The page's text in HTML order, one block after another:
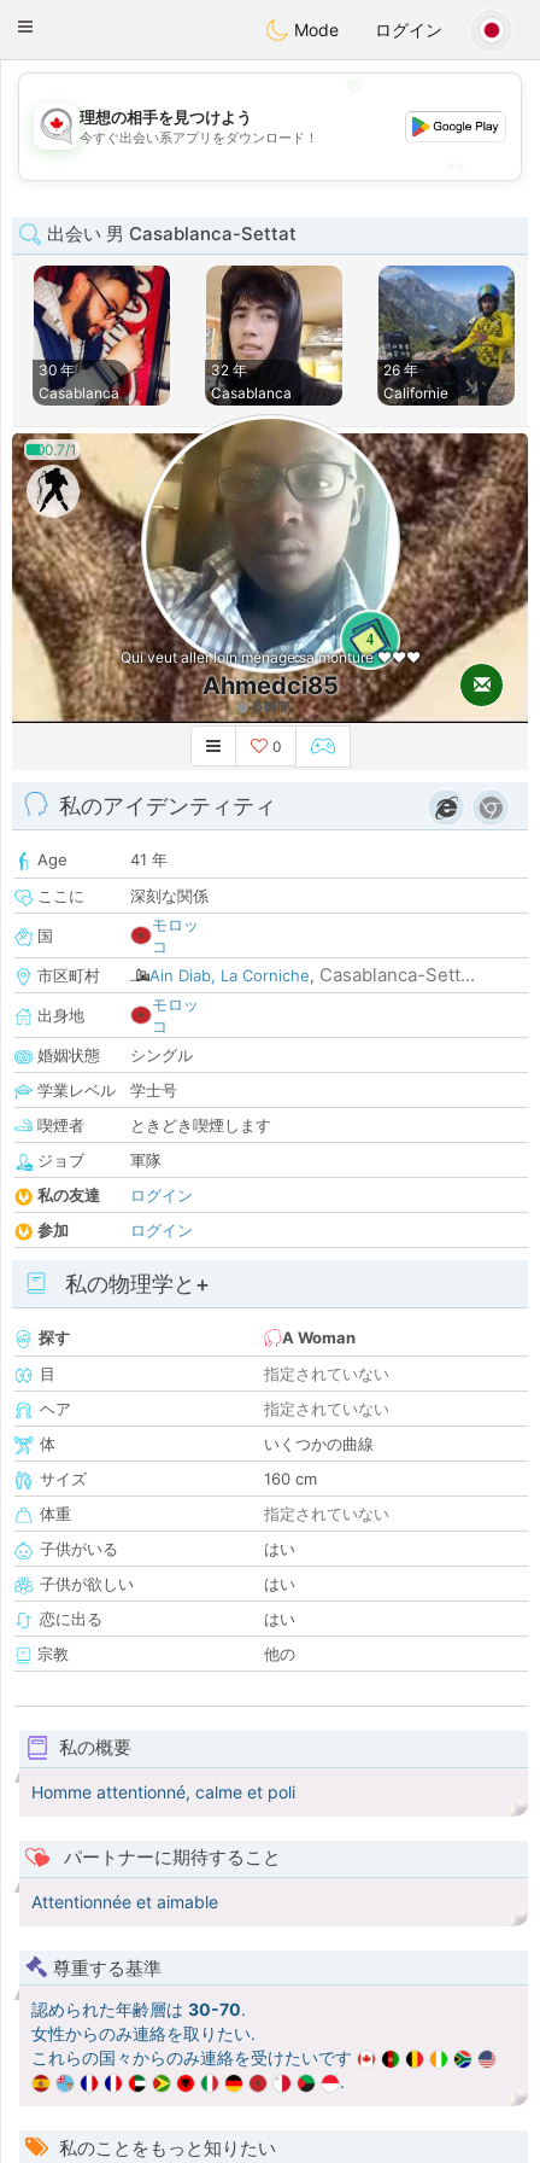
CANADIANchat
Toggle
Mode ログイン
💖
💕
理想の相手を見つけよう
今すぐ出会い系アプリをダウンロード！
出会い 男 Casablanca-Settat
30 年
Casablanca
32 年
Casablanca
26 年
Californie
0.7/1
4
Qui veut aller loin ménage sa monture ❤❤❤
Ahmedci85
長時間
0
私のアイデンティティ
Age
41 年
ここに
深刻な関係
国
モロッ
コ
市区町村
Ain Diab, La Corniche, Casablanca-Sett...
出身地
モロッ
コ
婚姻状態
シングル
学業レベル
学士号
喫煙者
ときどき喫煙します
ジョブ
軍隊
私の友達
ログイン
参加
ログイン
私の物理学と+
探す
A Woman
目
指定されていない
ヘア
指定されていない
体
いくつかの曲線
サイズ
160 cm
体重
指定されていない
子供がいる
はい
子供が欲しい
はい
恋に出る
はい
宗教
他の
私の概要
Homme attentionné, calme et poli
パートナーに期待すること
Attentionnée et aimable
尊重する基準
認められた年齢層は 30-70.
女性からのみ連絡を取りたい.
これらの国々からのみ連絡を受けたいです
.
私のことをもっと知りたい